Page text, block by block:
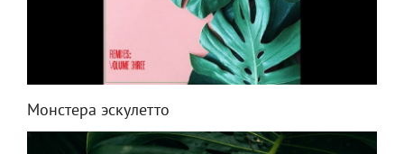
Монстера эскулетто